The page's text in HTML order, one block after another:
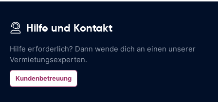
Hilfe und Kontakt
Hilfe erforderlich? Dann wende dich an einen unserer
Vermietungsexperten.
Kundenbetreuung